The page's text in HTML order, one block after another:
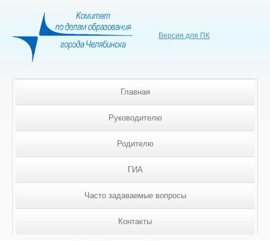
Версия для ПК
Главная
Руководителю
Родителю
ГИА
Часто задаваемые вопросы
Контакты